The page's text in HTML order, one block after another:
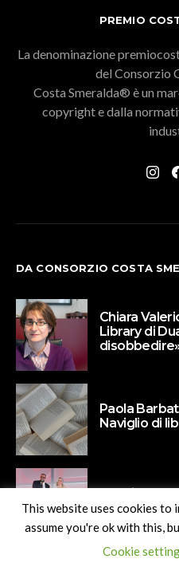
PREMIO
La denominazione
del Consorzio
Costa Smeralda® è un
copyright e dalla
DA CONSORZIO COSTA
Chiara
Library di
Paola
Naviglio di
Valeria
This website uses cookies to
assume you're ok with this,
Cookie